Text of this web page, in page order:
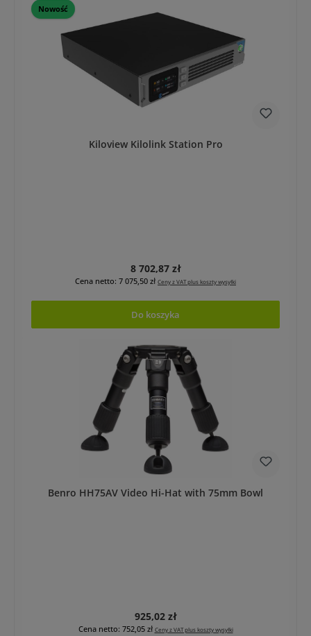
Nowość
Kiloview Kilolink Station Pro
Cena regularna:
8 702,87 zł
Cena netto: 7 075,50 zł Ceny z VAT plus koszty wysyłki
Do koszyka
Benro HH75AV Video Hi-Hat with 75mm Bowl
Cena regularna:
925,02 zł
Cena netto: 752,05 zł Ceny z VAT plus koszty wysyłki